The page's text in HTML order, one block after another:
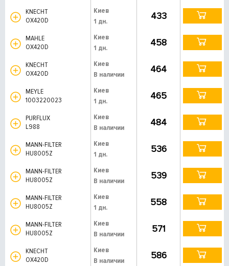
KNECHT
OX420D
Киев
1 дн.
433
MAHLE
OX420D
Киев
1 дн.
458
KNECHT
OX420D
Киев
В наличии
464
MEYLE
1003220023
Киев
1 дн.
465
PURFLUX
L988
Киев
В наличии
484
MANN-FILTER
HU8005Z
Киев
1 дн.
536
MANN-FILTER
HU8005Z
Киев
В наличии
539
MANN-FILTER
HU8005Z
Киев
1 дн.
558
MANN-FILTER
HU8005Z
Киев
В наличии
571
KNECHT
OX420D
Киев
В наличии
586